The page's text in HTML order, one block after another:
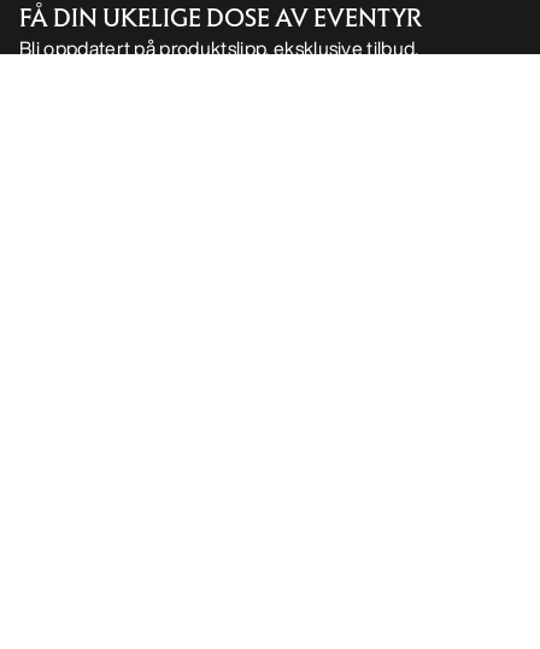
Finn butikk Help
FÅ DIN UKELIGE DOSE AV EVENTYR
Bli oppdatert på produktslipp, eksklusive tilbud,